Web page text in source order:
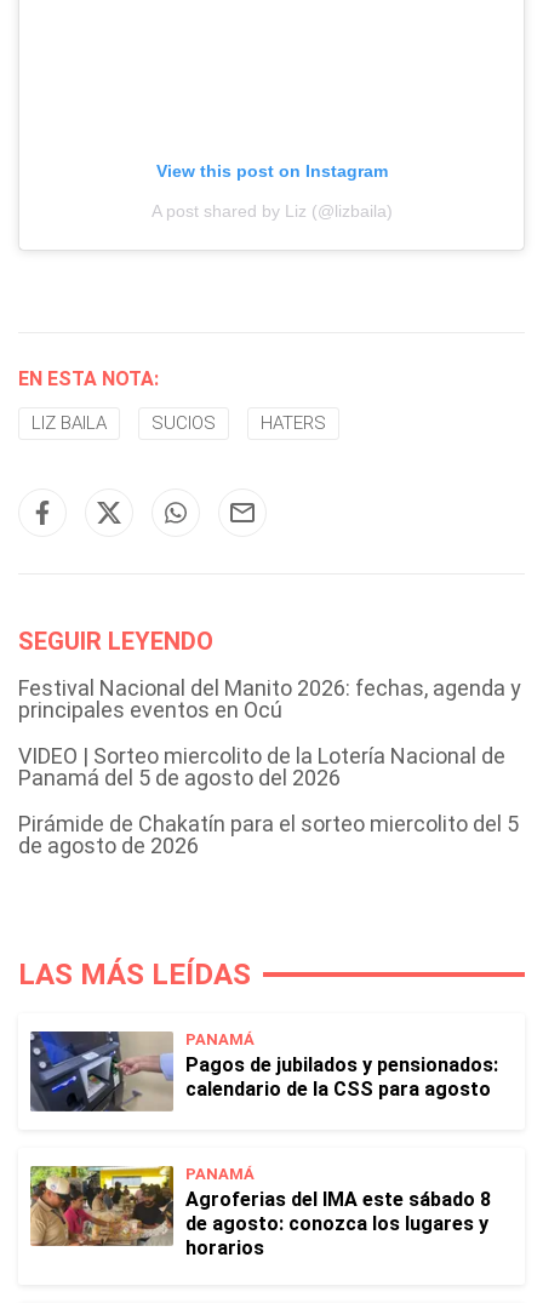
View this post on Instagram
A post shared by Liz (@lizbaila)
EN ESTA NOTA:
LIZ BAILA SUCIOS HATERS
SEGUIR LEYENDO
Festival Nacional del Manito 2026: fechas, agenda y
principales eventos en Ocú
VIDEO | Sorteo miercolito de la Lotería Nacional de
Panamá del 5 de agosto del 2026
Pirámide de Chakatín para el sorteo miercolito del 5
de agosto de 2026
LAS MÁS LEÍDAS
PANAMÁ
Pagos de jubilados y pensionados:
calendario de la CSS para agosto
PANAMÁ
Agroferias del IMA este sábado 8
de agosto: conozca los lugares y
horarios